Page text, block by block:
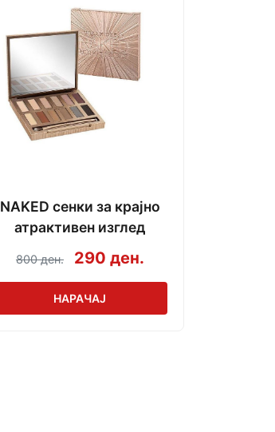
NAKED сенки за крајно
атрактивен изглед
800 ден. 290 ден.
НАРАЧАЈ